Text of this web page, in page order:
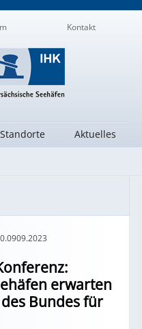
Kontakt
Standorte Aktuelles
erwarten
Bundes für